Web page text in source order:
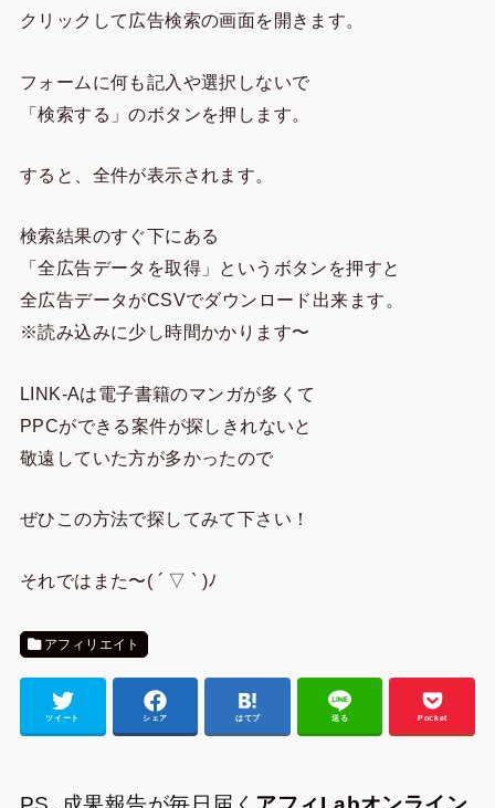
クリックして広告検索の画面を開きます。
フォームに何も記入や選択しないで
「検索する」のボタンを押します。
すると、全件が表示されます。
検索結果のすぐ下にある
「全広告データを取得」というボタンを押すと
全広告データがCSVでダウンロード出来ます。
※読み込みに少し時間かかります〜
LINK-Aは電子書籍のマンガが多くて
PPCができる案件が探しきれないと
敬遠していた方が多かったので
ぜひこの方法で探してみて下さい！
それではまた〜( ´ ▽ ` )ﾉ
アフィリエイト
ツイート シェア はてブ 送る Pocket